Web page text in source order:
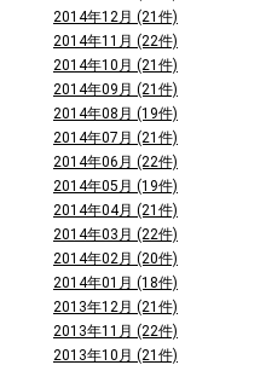
2014年12月 (21件)
2014年11月 (22件)
2014年10月 (21件)
2014年09月 (21件)
2014年08月 (19件)
2014年07月 (21件)
2014年06月 (22件)
2014年05月 (19件)
2014年04月 (21件)
2014年03月 (22件)
2014年02月 (20件)
2014年01月 (18件)
2013年12月 (21件)
2013年11月 (22件)
2013年10月 (21件)